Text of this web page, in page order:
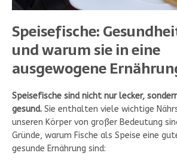
Speisefische:
und warum sie in eine
ausgewogene
Speisefische sind nicht nur lecker,
gesund. Sie enthalten viele wichtige
unseren Körper von großer Bedeutung
Gründe, warum Fische als Speise eine
gesunde Ernährung sind: